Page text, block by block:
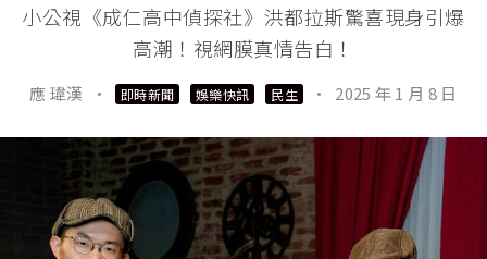
小公視《成仁高中偵探社》洪都拉斯驚喜現身引爆
高潮！視網膜真情告白！
應 瑋漢 · 即時新聞 娛樂快訊 民生 · 2025 年 1 月 8 日